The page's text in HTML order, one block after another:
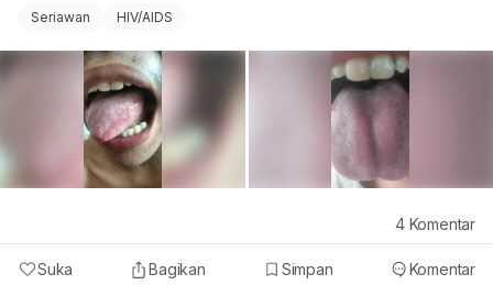
Seriawan HIV/AIDS
Suka Bagikan Simpan Komentar
4 Komentar